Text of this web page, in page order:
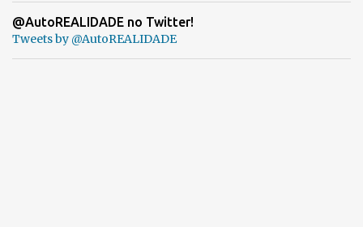
@AutoREALIDADE no Twitter!
Tweets by @AutoREALIDADE